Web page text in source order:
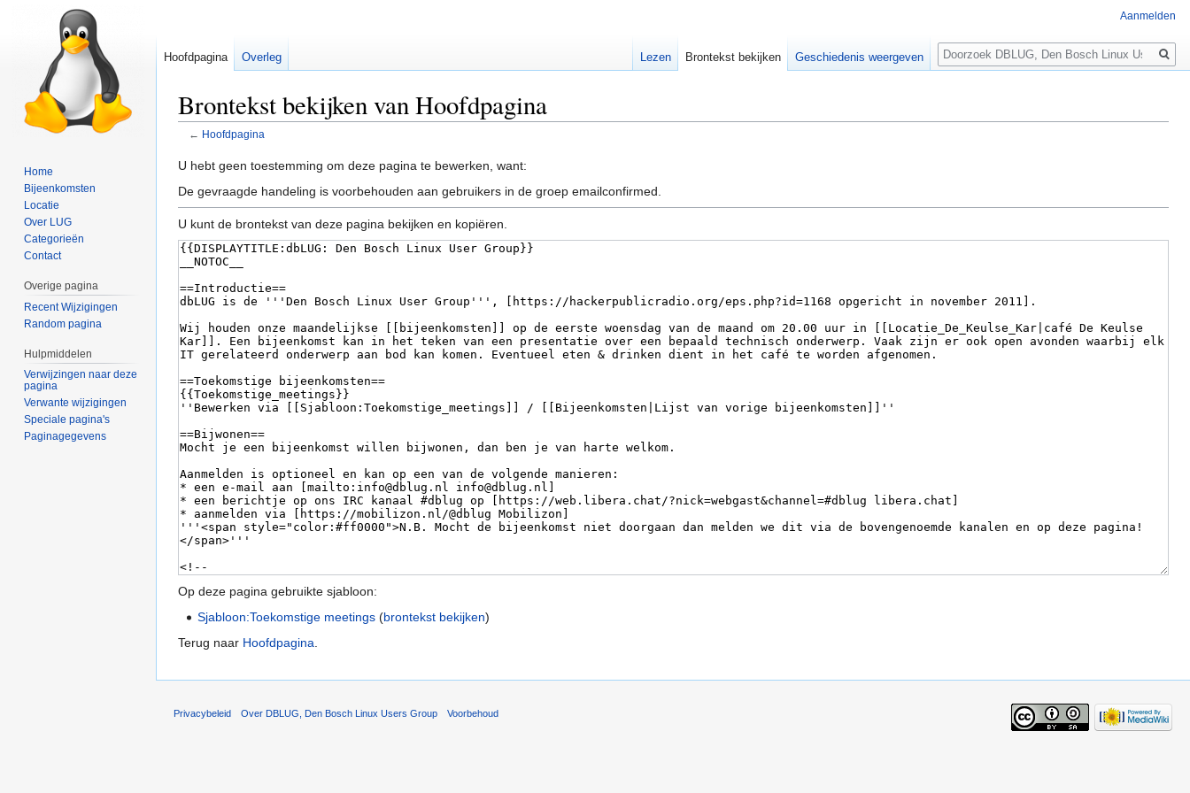
Brontekst bekijken van Hoofdpagina
← Hoofdpagina
Naar
navigatie
Naar
zoeken
U hebt geen toestemming om deze pagina te bewerken, want:
De gevraagde handeling is voorbehouden aan gebruikers in de groep emailconfirmed.
U kunt de brontekst van deze pagina bekijken en kopiëren.
Op deze pagina gebruikte sjabloon:
Sjabloon:Toekomstige meetings (brontekst bekijken)
Terug naar Hoofdpagina.
Aanmelden
Hoofdpagina Overleg Lezen Brontekst bekijken Geschiedenis weergeven
Zoeken
Home
Bijeenkomsten
Locatie
Over LUG
Categorieën
Contact
Overige pagina
Recent Wijzigingen
Random pagina
Hulpmiddelen
Verwijzingen naar deze
pagina
Verwante wijzigingen
Speciale pagina's
Paginagegevens
Privacybeleid Over DBLUG, Den Bosch Linux Users Group Voorbehoud